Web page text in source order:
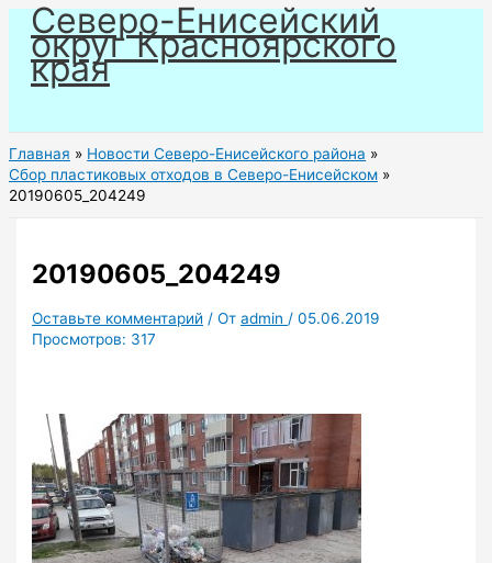
Перейти
содержимому
Северо-Енисейский
округ Красноярского
края
Главная
Новости Северо-Енисейского района
Сбор пластиковых отходов в Северо-Енисейском
20190605_204249
20190605_204249
Оставьте комментарий / Отadmin /05.06.2019
Просмотров: 317